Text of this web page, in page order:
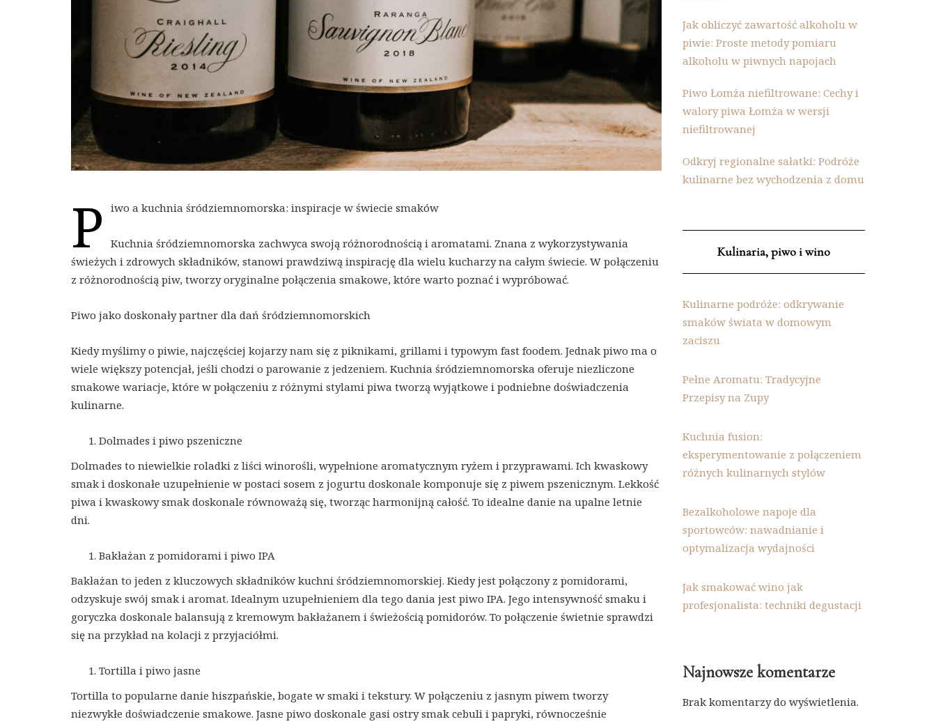
P iwo a kuchnia śródziemnomorska: inspiracje w świecie smaków
Kuchnia śródziemnomorska zachwyca swoją różnorodnością i aromatami. Znana z wykorzystywania
świeżych i zdrowych składników, stanowi prawdziwą inspirację dla wielu kucharzy na całym świecie. W połączeniu
z różnorodnością piw, tworzy oryginalne połączenia smakowe, które warto poznać i wypróbować.
Piwo jako doskonały partner dla dań śródziemnomorskich
Kiedy myślimy o piwie, najczęściej kojarzy nam się z piknikami, grillami i typowym fast foodem. Jednak piwo ma o
wiele większy potencjał, jeśli chodzi o parowanie z jedzeniem. Kuchnia śródziemnomorska oferuje niezliczone
smakowe wariacje, które w połączeniu z różnymi stylami piwa tworzą wyjątkowe i podniebne doświadczenia
kulinarne.
Dolmades i piwo pszeniczne
Dolmades to niewielkie roladki z liści winorośli, wypełnione aromatycznym ryżem i przyprawami. Ich kwaskowy
smak i doskonałe uzupełnienie w postaci sosem z jogurtu doskonale komponuje się z piwem pszenicznym. Lekkość
piwa i kwaskowy smak doskonale równoważą się, tworząc harmonijną całość. To idealne danie na upalne letnie
dni.
Bakłażan z pomidorami i piwo IPA
Bakłażan to jeden z kluczowych składników kuchni śródziemnomorskiej. Kiedy jest połączony z pomidorami,
odzyskuje swój smak i aromat. Idealnym uzupełnieniem dla tego dania jest piwo IPA. Jego intensywność smaku i
goryczka doskonale balansują z kremowym bakłażanem i świeżością pomidorów. To połączenie świetnie sprawdzi
się na przykład na kolacji z przyjaciółmi.
Tortilla i piwo jasne
Tortilla to popularne danie hiszpańskie, bogate w smaki i tekstury. W połączeniu z jasnym piwem tworzy
niezwykłe doświadczenie smakowe. Jasne piwo doskonale gasi ostry smak cebuli i papryki, równocześnie
Jak obliczyć zawartość alkoholu w
piwie: Proste metody pomiaru
alkoholu w piwnych napojach
Piwo Łomża niefiltrowane: Cechy i
walory piwa Łomża w wersji
niefiltrowanej
Odkryj regionalne sałatki: Podróże
kulinarne bez wychodzenia z domu
Kulinaria, piwo i wino
Kulinarne podróże: odkrywanie
smaków świata w domowym
zaciszu
Pełne Aromatu: Tradycyjne
Przepisy na Zupy
Kuchnia fusion:
eksperymentowanie z połączeniem
różnych kulinarnych stylów
Bezalkoholowe napoje dla
sportowców: nawadnianie i
optymalizacja wydajności
Jak smakować wino jak
profesjonalista: techniki degustacji
Najnowsze komentarze
Brak komentarzy do wyświetlenia.